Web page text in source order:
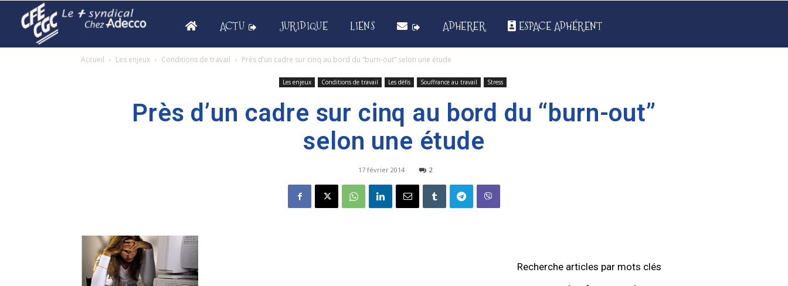
ACTU JURIDIQUE LIENS ADHERER ESPACE ADHÉRENT
Accueil Les enjeux Conditions de travail Près d’un cadre sur cinq au bord du “burn-out” selon une étude
Les enjeux Conditions de travail Les défis Souffrance au travail Stress
Près d’un cadre sur cinq au bord du “burn-out”
selon une étude
17 février 2014 2
Recherche articles par mots clés